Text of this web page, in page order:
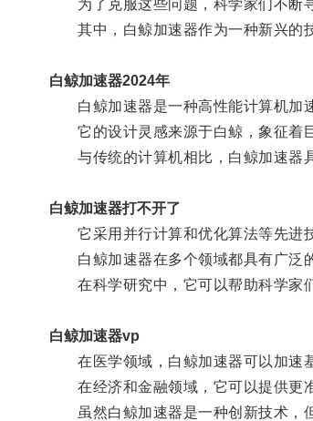
为了克服这些问题，科学家们不断寻
其中，白鲸加速器作为一种新兴的技
白鲸加速器2024年
白鲸加速器是一种高性能计算机加速
它的设计灵感来源于白鲸，象征着巨
与传统的计算机相比，白鲸加速器具
白鲸加速器打不开了
它采用并行计算和优化算法等先进技
白鲸加速器在多个领域都具有广泛的
在科学研究中，它可以帮助科学家们
白鲸加速器vp
在医学领域，白鲸加速器可以加速基
在经济和金融领域，它可以提供更准
虽然白鲸加速器是一种创新技术，但